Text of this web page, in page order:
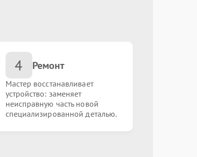
от 1000.00 ₽
от 900.00 ₽
4 Ремонт
Мастер восстанавливает
устройство: заменяет
неисправную часть новой
специализированной деталью.